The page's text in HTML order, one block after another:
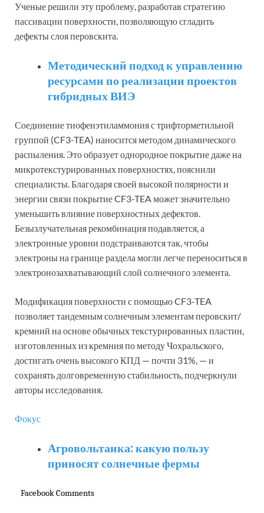
Ученые решили эту проблему, разработав стратегию
пассивации поверхности, позволяющую сгладить
дефекты слоя перовскита.
Методический подход к управлению
ресурсами по реализации проектов
гибридных ВИЭ
Соединение тиофенэтиламмония с трифторметильной
группой (CF3-TEA) наносится методом динамического
распыления. Это образует однородное покрытие даже на
микротекстурированных поверхностях, пояснили
специалисты. Благодаря своей высокой полярности и
энергии связи покрытие CF3-TEA может значительно
уменьшить влияние поверхностных дефектов.
Безызлучательная рекомбинация подавляется, а
электронные уровни подстраиваются так, чтобы
электроны на границе раздела могли легче переноситься в
электронозахватывающий слой солнечного элемента.
Модификация поверхности с помощью CF3-TEA
позволяет тандемным солнечным элементам перовскит/
кремний на основе обычных текстурированных пластин,
изготовленных из кремния по методу Чохральского,
достигать очень высокого КПД — почти 31%, — и
сохранять долговременную стабильность, подчеркнули
авторы исследования.
Фокус
Агровольтаика: какую пользу
приносят солнечные фермы
Facebook Comments